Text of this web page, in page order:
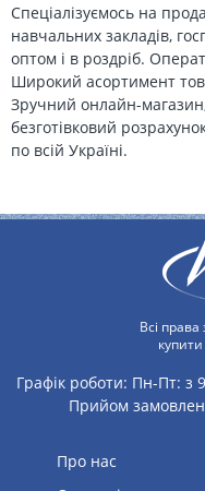
Спеціалізуємось на
навчальних закладів,
оптом і в роздріб.
Широкий асортимент
Зручний онлайн-
безготівковий
по всій Україні.
Всі
Графік роботи: Пн-Пт: з
Прийом
Про нас